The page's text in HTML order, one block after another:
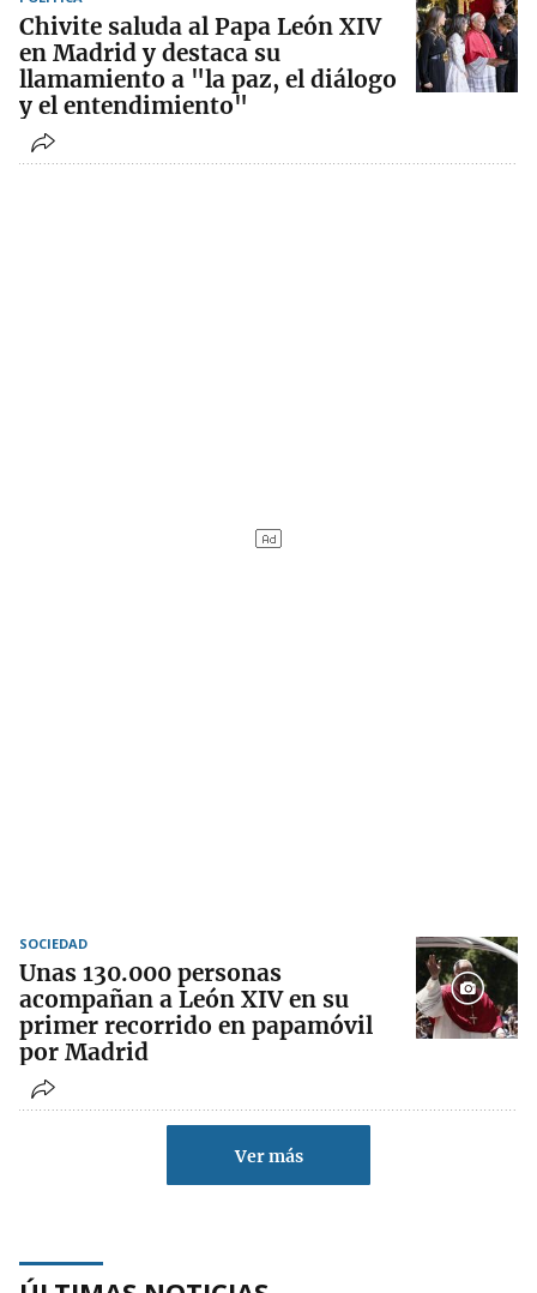
Chivite saluda al Papa León XIV
en Madrid y destaca su
llamamiento a "la paz, el diálogo
y el entendimiento"
SOCIEDAD
Unas 130.000 personas
acompañan a León XIV en su
primer recorrido en papamóvil
por Madrid
Ver más